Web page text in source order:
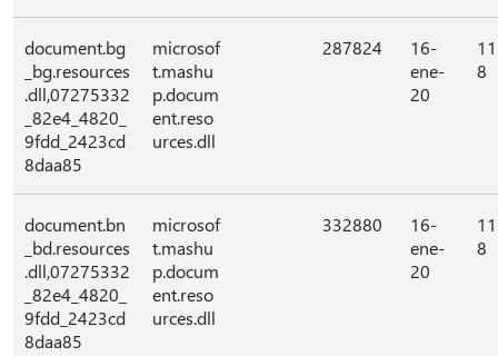
document.bg
_bg.resources
.dll,07275332
_82e4_4820_
9fdd_2423cd
8daa85
microsof
t.mashu
p.docum
ent.reso
urces.dll
287824
16-
ene-
20
8
document.bn
_bd.resources
.dll,07275332
_82e4_4820_
9fdd_2423cd
8daa85
microsof
t.mashu
p.docum
ent.reso
urces.dll
332880
16-
ene-
20
8